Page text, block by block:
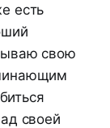
есть
свою
своей